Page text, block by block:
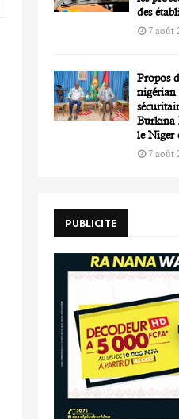
des
7 août
Propos
nigérian
Burkina
le Niger
7 août
PUBLICITE